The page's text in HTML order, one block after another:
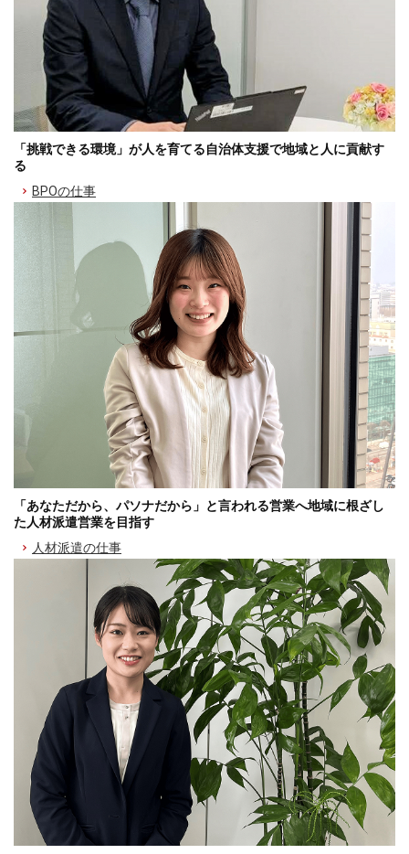
「挑戦できる環境」が人を育てる自治体支援で地域と人に貢献す
る
BPOの仕事
「あなただから、パソナだから」と言われる営業へ地域に根ざし
た人材派遣営業を目指す
人材派遣の仕事